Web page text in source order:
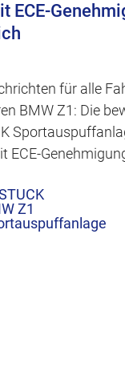
ECE-
für alle
BMW Z1: Die
ECE-
Z1